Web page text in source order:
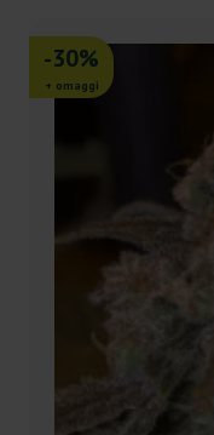
-30%
+ omaggi